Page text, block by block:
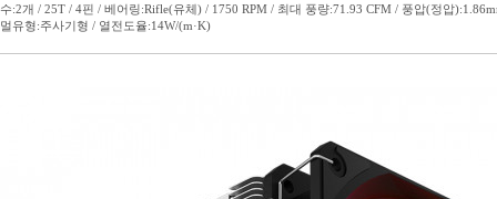
수:2개 / 25T / 4핀 / 베어링:Rifle(유체) / 1750 RPM / 최대 풍량:71.93 CFM / 풍압(정압
멀유형:주사기형 / 열전도율:14W/(m·K)